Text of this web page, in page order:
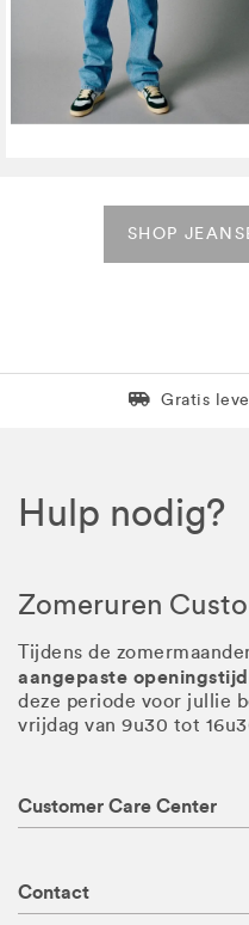
SHOP
Levering
Gratis
Hulp nodig?
Zomeruren
Tijdens de
aangepaste
deze periode voor jullie
vrijdag van 9u30 tot
Customer Care Center
Contact